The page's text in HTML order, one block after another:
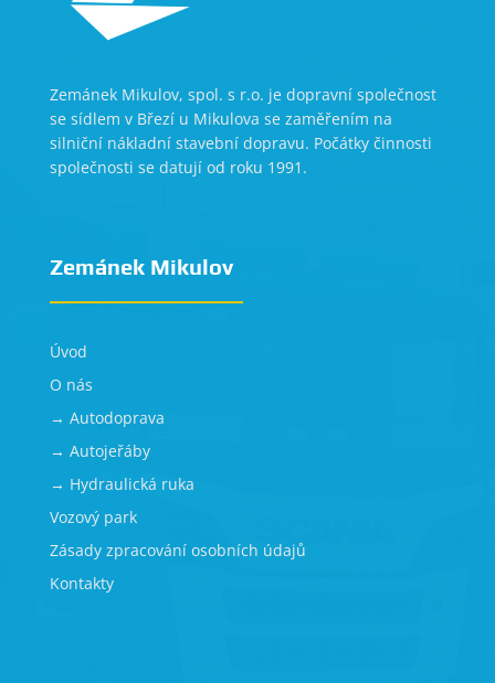
Zemánek Mikulov, spol. s r.o. je dopravní společnost
se sídlem v Březí u Mikulova se zaměřením na
silniční nákladní stavební dopravu. Počátky činnosti
společnosti se datují od roku 1991.
Zemánek Mikulov
Úvod
O nás
→ Autodoprava
→ Autojeřáby
→ Hydraulická ruka
Vozový park
Zásady zpracování osobních údajů
Kontakty